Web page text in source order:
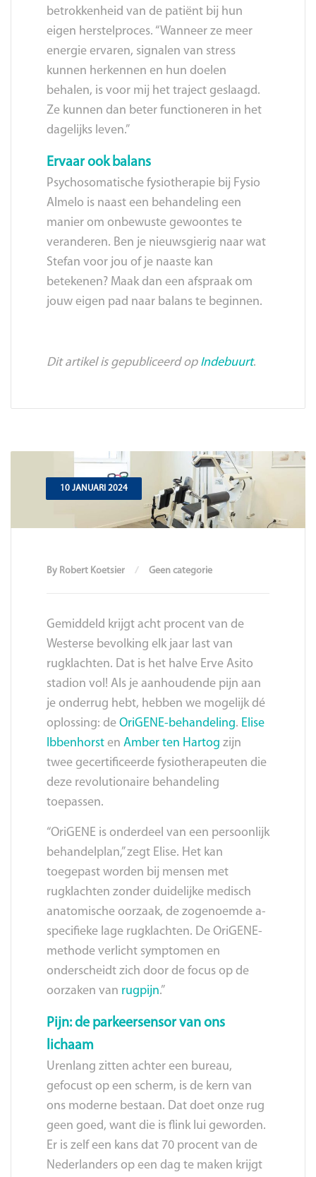
betrokkenheid van de patiënt bij hun
eigen herstelproces. “Wanneer ze meer
energie ervaren, signalen van stress
kunnen herkennen en hun doelen
behalen, is voor mij het traject geslaagd.
Ze kunnen dan beter functioneren in het
dagelijks leven.”
Ervaar ook balans
Psychosomatische fysiotherapie bij Fysio
Almelo is naast een behandeling een
manier om onbewuste gewoontes te
veranderen. Ben je nieuwsgierig naar wat
Stefan voor jou of je naaste kan
betekenen? Maak dan een afspraak om
jouw eigen pad naar balans te beginnen.
Dit artikel is gepubliceerd op Indebuurt.
10 JANUARI 2024
By Robert Koetsier Geen categorie
Gemiddeld krijgt acht procent van de
Westerse bevolking elk jaar last van
rugklachten. Dat is het halve Erve Asito
stadion vol! Als je aanhoudende pijn aan
je onderrug hebt, hebben we mogelijk dé
oplossing: de OriGENE-behandeling. Elise
Ibbenhorst en Amber ten Hartog zijn
twee gecertificeerde fysiotherapeuten die
deze revolutionaire behandeling
toepassen.
“OriGENE is onderdeel van een persoonlijk
behandelplan,” zegt Elise. Het kan
toegepast worden bij mensen met
rugklachten zonder duidelijke medisch
anatomische oorzaak, de zogenoemde a-
specifieke lage rugklachten. De OriGENE-
methode verlicht symptomen en
onderscheidt zich door de focus op de
oorzaken van rugpijn.”
Pijn: de parkeersensor van ons
lichaam
Urenlang zitten achter een bureau,
gefocust op een scherm, is de kern van
ons moderne bestaan. Dat doet onze rug
geen goed, want die is flink lui geworden.
Er is zelf een kans dat 70 procent van de
Nederlanders op een dag te maken krijgt